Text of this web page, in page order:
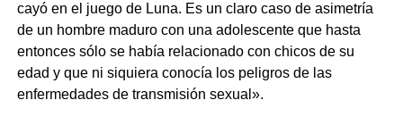
cayó en el juego de Luna. Es un claro caso de asimetría
de un hombre maduro con una adolescente que hasta
entonces sólo se había relacionado con chicos de su
edad y que ni siquiera conocía los peligros de las
enfermedades de transmisión sexual».